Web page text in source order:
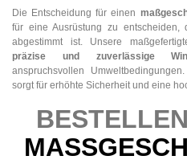
Die Entscheidung für einen
für eine Ausrüstung zu entscheiden,
abgestimmt ist. Unsere
präzise und zuverlässige
anspruchsvollen
sorgt für erhöhte Sicherheit und eine